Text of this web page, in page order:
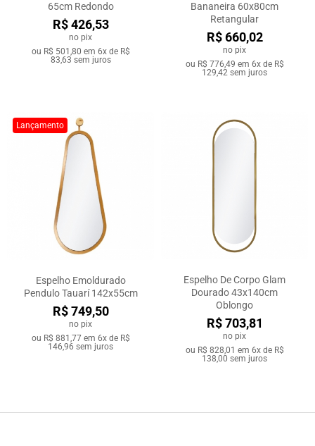
65cm Redondo
R$ 426,53
no pix
ou R$ 501,80 em 6x de R$
83,63 sem juros
Bananeira 60x80cm
Retangular
R$ 660,02
no pix
ou R$ 776,49 em 6x de R$
129,42 sem juros
Lançamento
Espelho Emoldurado
Pendulo Tauarí 142x55cm
R$ 749,50
no pix
ou R$ 881,77em 6x de R$
146,96 sem juros
Espelho De Corpo Glam
Dourado 43x140cm
Oblongo
R$ 703,81
no pix
ou R$ 828,01 em 6x de R$
138,00 sem juros